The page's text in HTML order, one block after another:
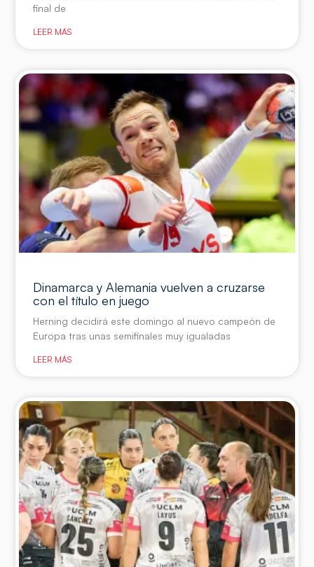
final de
LEER MÁS
Dinamarca y Alemania vuelven a cruzarse
con el título en juego
Herning decidirá este domingo al nuevo campeón de
Europa tras unas semifinales muy igualadas
LEER MÁS